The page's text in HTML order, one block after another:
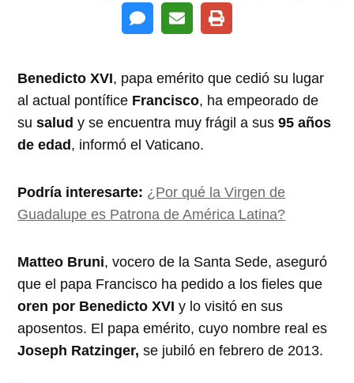
Benedicto XVI, papa emérito que cedió su lugar
al actual pontífice Francisco, ha empeorado de
susalud y se encuentra muy frágil a sus95 años
de edad , informó el Vaticano.
Podría interesarte: ¿Por qué la Virgen de
Guadalupe es Patrona de América Latina?
Matteo Bruni, vocero de la Santa Sede, aseguró
que el papa Francisco ha pedido a los fieles que
oren por Benedicto XVI y lo visitó en sus
aposentos. El papa emérito, cuyo nombre real es
Joseph Ratzinger, se jubiló en febrero de 2013.